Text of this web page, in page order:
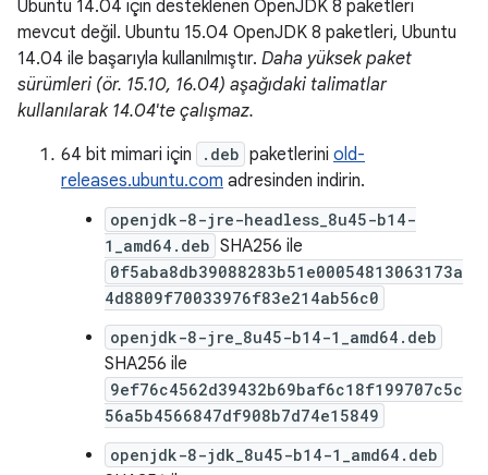
Ubuntu 14.04 için desteklenen OpenJDK 8 paketleri
mevcut değil. Ubuntu 15.04 OpenJDK 8 paketleri, Ubuntu
14.04 ile başarıyla kullanılmıştır. Daha yüksek paket
sürümleri (ör. 15.10, 16.04) aşağıdaki talimatlar
kullanılarak 14.04'te çalışmaz.
64 bit mimari için
.deb paketlerini old-
releases.ubuntu.com adresinden indirin.
openjdk-8-jre-headless_8u45-b14-
1_amd64.deb SHA256 ile
0f5aba8db39088283b51e00054813063173a
4d8809f70033976f83e214ab56c0
openjdk-8-jre_8u45-b14-1_amd64.deb
SHA256 ile
9ef76c4562d39432b69baf6c18f199707c5c
56a5b4566847df908b7d74e15849
openjdk-8-jdk_8u45-b14-1_amd64.deb